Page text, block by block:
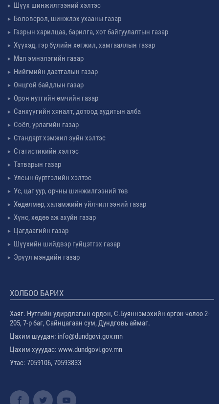
Шүүх шинжилгээний хэлтэс
Боловсрол, шинжлэх ухааны газар
Газрын харилцаа, барилга, хот байгуулалтын газар
Хүүхэд, гэр бүлийн хөгжил, хамгааллын газар
Мал эмнэлэгийн газар
Нийгмийн даатгалын газар
Онцгой байдлын газар
Орон нутгийн өмчийн газар
Санхүүгийн хяналт, дотоод аудитын алба
Соёл, урлагийн газар
Стандарт хэмжил зүйн хэлтэс
Статистикийн хэлтэс
Татварын газар
Улсын бүртгэлийн хэлтэс
Ус, цаг уур, орчны шинжилгээний төв
Хөдөлмөр, халамжийн үйлчилгээний газар
Хүнс, хөдөө аж ахуйн газар
Цагдаагийн газар
Шүүхийн шийдвэр гүйцэтгэх газар
Эрүүл мэндийн газар
ХОЛБОО БАРИХ
Хаяг. Нутгийн удирдлагын ордон, С.Буяннэмэхийн өргөн чөлөө 2-
205, 7-р баг, Сайнцагаан сум, Дундговь аймаг.
Цахим шуудан: info@dundgovi.gov.mn
Цахим хууудас: www.dundgovi.gov.mn
Утас: 7059106, 70593833